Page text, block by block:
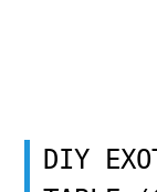
DIY